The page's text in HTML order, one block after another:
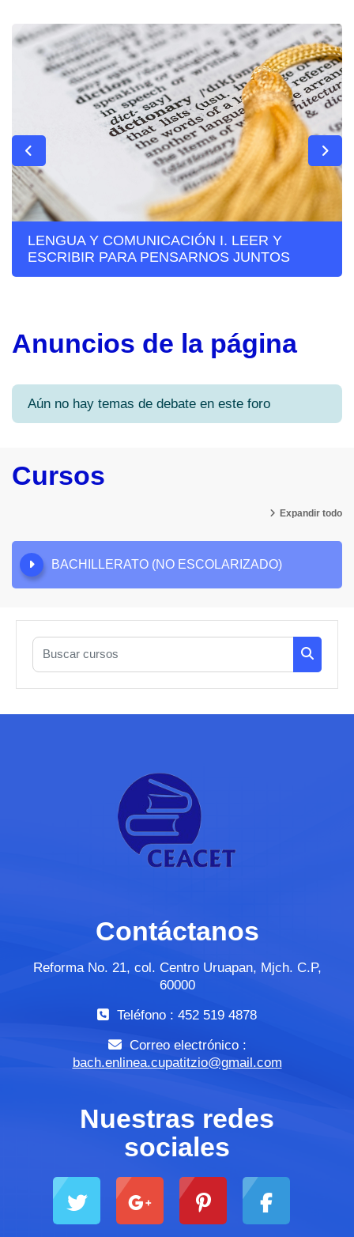
LENGUA Y COMUNICACIÓN I. LEER Y
ESCRIBIR PARA PENSARNOS JUNTOS
Anuncios de la página
Aún no hay temas de debate en este foro
Cursos
Expandir todo
BACHILLERATO (NO ESCOLARIZADO)
Buscar cursos
Buscar
Contáctanos
Reforma No. 21, col. Centro Uruapan, Mjch. C.P,
60000
Teléfono : 452 519 4878
Correo electrónico :
bach.enlinea.cupatitzio@gmail.com
Nuestras redes
sociales